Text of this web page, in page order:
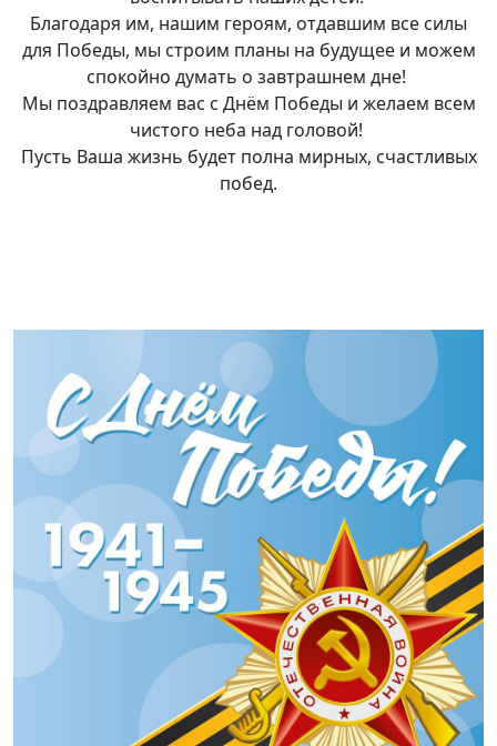
Благодаря им, нашим героям, отдавшим все силы
для Победы, мы строим планы на будущее и можем
спокойно думать о завтрашнем дне!
Мы поздравляем вас с Днём Победы и желаем всем
чистого неба над головой!
Пусть Ваша жизнь будет полна мирных, счастливых
побед.